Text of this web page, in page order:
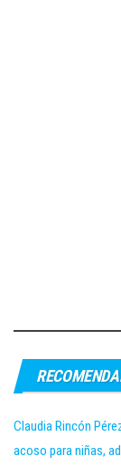
Claudia Rincón
acoso para niñas,